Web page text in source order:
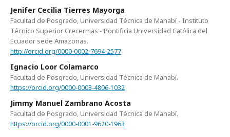
Jenifer Cecilia Tierres Mayorga
Facultad de Posgrado, Universidad Técnica de Manabí - Instituto
Técnico Superior Crecermas - Pontificia Universidad Católica del
Ecuador sede Amazonas.
http://orcid.org/0000-0002-7694-2577
Ignacio Loor Colamarco
Facultad de Posgrado, Universidad Técnica de Manabí.
https://orcid.org/0000-0003-4806-1032
Jimmy Manuel Zambrano Acosta
Facultad de Posgrado, Universidad Técnica de Manabí.
https://orcid.org/0000-0001-9620-1963